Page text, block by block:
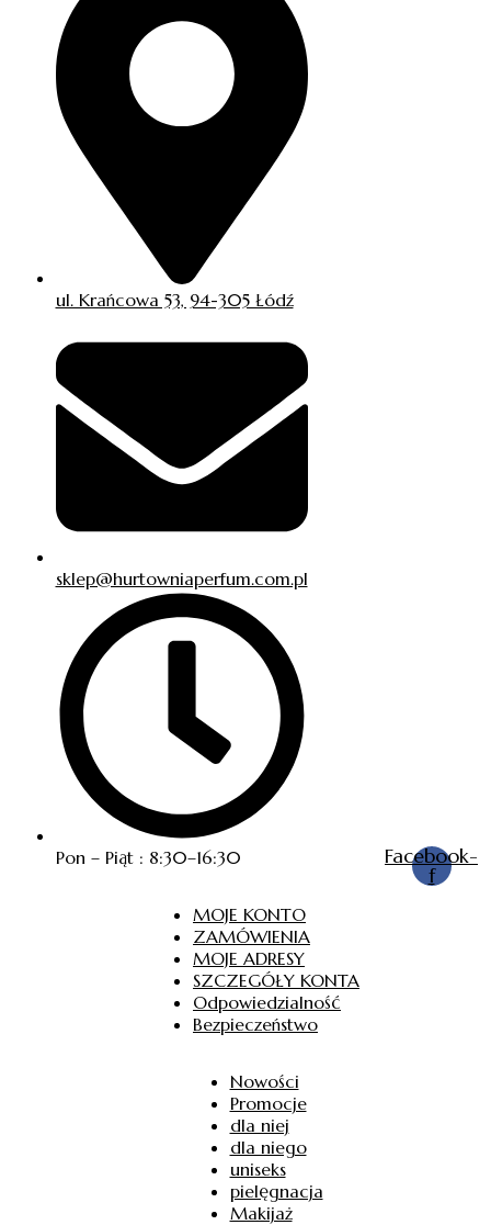
ul. Krańcowa 53, 94-305 Łódź
sklep@hurtowniaperfum.com.pl
Pon – Piąt : 8:30–16:30 Facebook-
f
MOJE KONTO
ZAMÓWIENIA
MOJE ADRESY
SZCZEGÓŁY KONTA
Odpowiedzialność
Bezpieczeństwo
Nowości
Promocje
dla niej
dla niego
uniseks
pielęgnacja
Makijaż